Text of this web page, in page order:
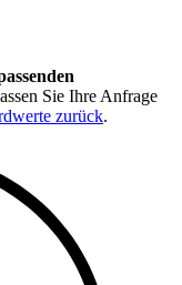
Sie Ihre Anfrage
zurück.